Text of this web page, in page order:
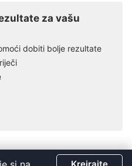
za vašu
dobiti bolje rezultate